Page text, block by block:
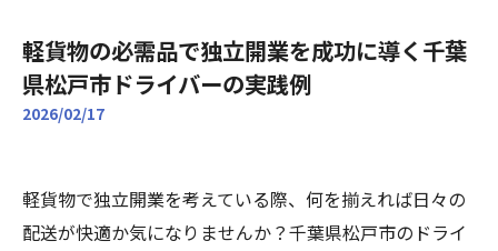
軽貨物の必需品で独立開業を成功に導く千葉
県松戸市ドライバーの実践例
2026/02/17
軽貨物で独立開業を考えている際、何を揃えれば日々の
配送が快適か気になりませんか？千葉県松戸市のドライ